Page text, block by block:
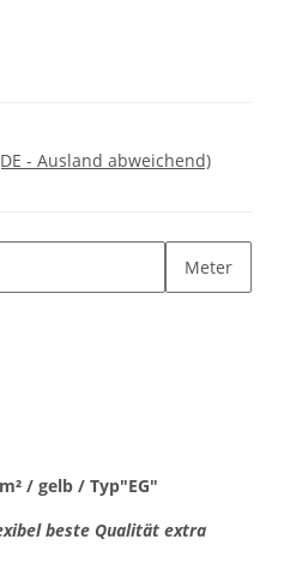
- Ausland abweichend)
Meter
/ gelb / Typ"EG"
beste Qualität extra